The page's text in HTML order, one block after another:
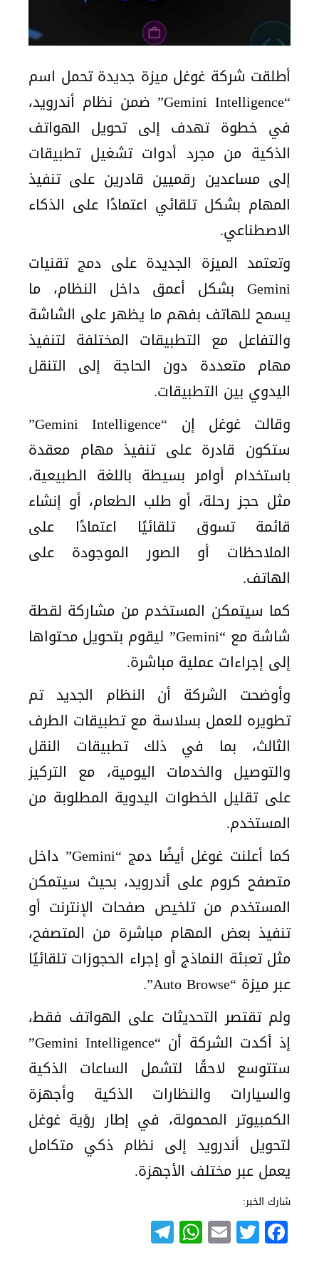
أطلقت شركة غوغل ميزة جديدة تحمل اسم
“Gemini Intelligence” ضمن نظام أندرويد،
في خطوة تهدف إلى تحويل الهواتف
الذكية من مجرد أدوات تشغيل تطبيقات
إلى مساعدين رقميين قادرين على تنفيذ
المهام بشكل تلقائي اعتمادًا على الذكاء
الاصطناعي.
وتعتمد الميزة الجديدة على دمج تقنيات
Gemini بشكل أعمق داخل النظام، ما
يسمح للهاتف بفهم ما يظهر على الشاشة
والتفاعل مع التطبيقات المختلفة لتنفيذ
مهام متعددة دون الحاجة إلى التنقل
اليدوي بين التطبيقات.
وقالت غوغل إن “Gemini Intelligence”
ستكون قادرة على تنفيذ مهام معقدة
باستخدام أوامر بسيطة باللغة الطبيعية،
مثل حجز رحلة، أو طلب الطعام، أو إنشاء
قائمة تسوق تلقائيًا اعتمادًا على
الملاحظات أو الصور الموجودة على
الهاتف.
كما سيتمكن المستخدم من مشاركة لقطة
شاشة مع “Gemini” ليقوم بتحويل محتواها
إلى إجراءات عملية مباشرة.
وأوضحت الشركة أن النظام الجديد تم
تطويره للعمل بسلاسة مع تطبيقات الطرف
الثالث، بما في ذلك تطبيقات النقل
والتوصيل والخدمات اليومية، مع التركيز
على تقليل الخطوات اليدوية المطلوبة من
المستخدم.
كما أعلنت غوغل أيضًا دمج “Gemini” داخل
متصفح كروم على أندرويد، بحيث سيتمكن
المستخدم من تلخيص صفحات الإنترنت أو
تنفيذ بعض المهام مباشرة من المتصفح،
مثل تعبئة النماذج أو إجراء الحجوزات تلقائيًا
عبر ميزة “Auto Browse”.
ولم تقتصر التحديثات على الهواتف فقط،
إذ أكدت الشركة أن “Gemini Intelligence”
ستتوسع لاحقًا لتشمل الساعات الذكية
والسيارات والنظارات الذكية وأجهزة
الكمبيوتر المحمولة، في إطار رؤية غوغل
لتحويل أندرويد إلى نظام ذكي متكامل
يعمل عبر مختلف الأجهزة.
شارك الخبر:
Facebook
Twitter
Email
WhatsApp